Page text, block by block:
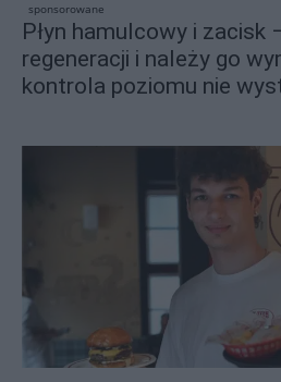
sponsorowane
Płyn hamulcowy i zacisk
regeneracji i należy go
kontrola poziomu nie